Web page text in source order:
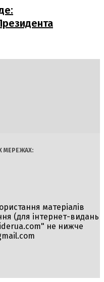
МЕРЕЖАХ:
матеріалів
(для інтернет-видань
не нижче